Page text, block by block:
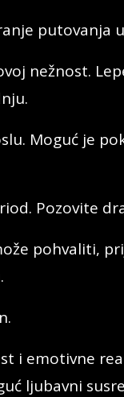
putovanja
nežnost.
Moguć je
Pozovite
pohvaliti,
i emotivne
ljubavni